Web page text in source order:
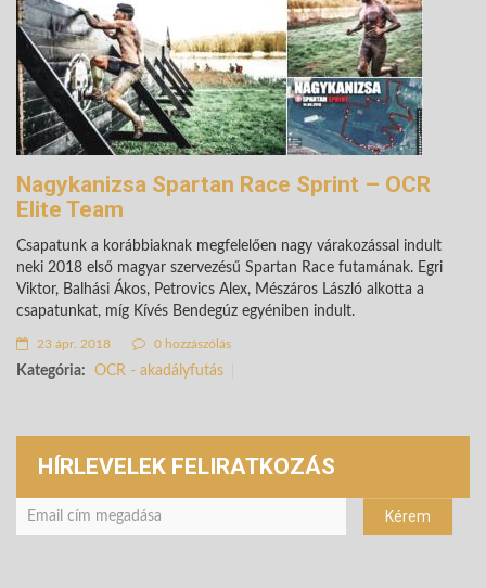
Nagykanizsa Spartan Race Sprint – OCR
Elite Team
Csapatunk a korábbiaknak megfelelően nagy várakozással indult
neki 2018 első magyar szervezésű Spartan Race futamának. Egri
Viktor, Balhási Ákos, Petrovics Alex, Mészáros László alkotta a
csapatunkat, míg Kívés Bendegúz egyéniben indult.
23 ápr. 2018 0 hozzászólás
Kategória: OCR - akadályfutás
HÍRLEVELEK FELIRATKOZÁS